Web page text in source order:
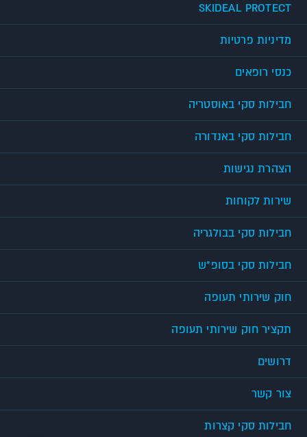
SKIDEAL PROTECT
מדיניות פרטיות
כנסי רופאים
חבילות סקי באוסטריה
חבילות סקי באנדורה
הצהרת נגישות
שירות לקוחות
חבילות סקי בבולגריה
חבילות סקי בסופ"ש
חוק שירותי תעופה
תקציר חוק שירותי תעופה
דרושים
צור קשר
חבילות סקי קצרות